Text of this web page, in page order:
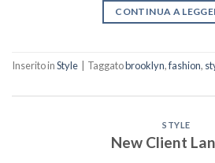
CONTINUA A
Inserito inStyle Taggatobrooklyn,fashion,
STYLE
New Client